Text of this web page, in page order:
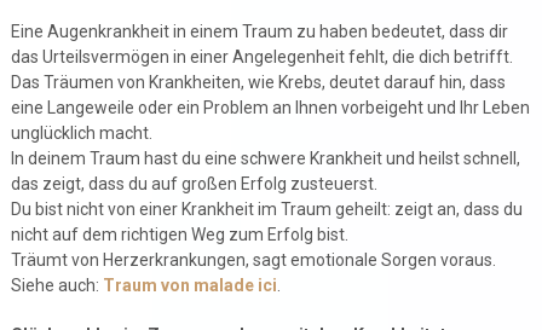
Eine Augenkrankheit in einem Traum zu haben bedeutet, dass dir
das Urteilsvermögen in einer Angelegenheit fehlt, die dich betrifft.
Das Träumen von Krankheiten, wie Krebs, deutet darauf hin, dass
eine Langeweile oder ein Problem an Ihnen vorbeigeht und Ihr Leben
unglücklich macht.
In deinem Traum hast du eine schwere Krankheit und heilst schnell,
das zeigt, dass du auf großen Erfolg zusteuerst.
Du bist nicht von einer Krankheit im Traum geheilt: zeigt an, dass du
nicht auf dem richtigen Weg zum Erfolg bist.
Träumt von Herzerkrankungen, sagt emotionale Sorgen voraus.
Siehe auch: Traum von malade ici